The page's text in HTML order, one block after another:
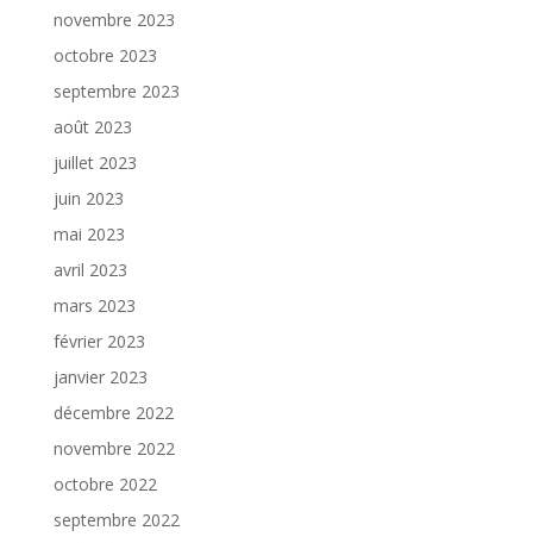
novembre 2023
octobre 2023
septembre 2023
août 2023
juillet 2023
juin 2023
mai 2023
avril 2023
mars 2023
février 2023
janvier 2023
décembre 2022
novembre 2022
octobre 2022
septembre 2022